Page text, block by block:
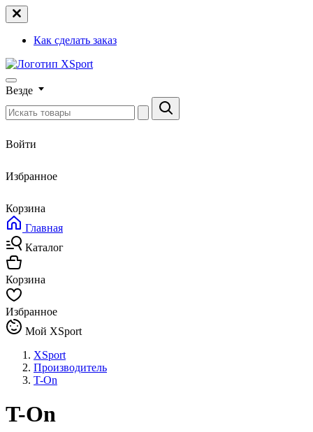
Как сделать заказ
Везде
Войти
Избранное
Корзина
Главная
Каталог
Корзина
Избранное
Мой XSport
XSport
Производитель
T-On
T-On